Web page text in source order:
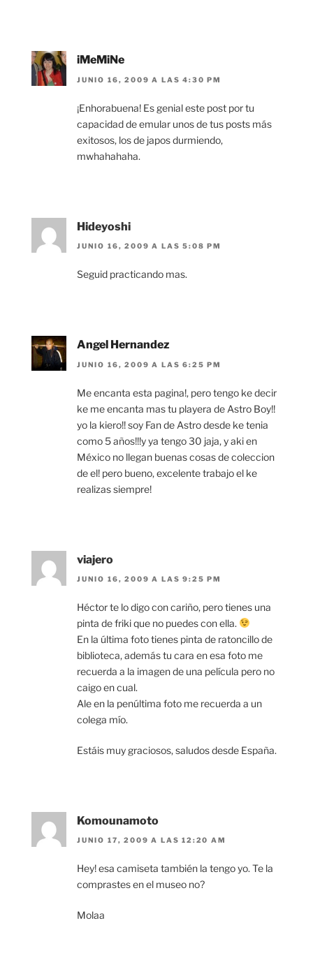
iMeMiNe
JUNIO 16, 2009 A LAS 4:30 PM
¡Enhorabuena! Es genial este post por tu
capacidad de emular unos de tus posts más
exitosos, los de japos durmiendo,
mwhahahaha.
Hideyoshi
JUNIO 16, 2009 A LAS 5:08 PM
Seguid practicando mas.
Angel Hernandez
JUNIO 16, 2009 A LAS 6:25 PM
Me encanta esta pagina!, pero tengo ke decir
ke me encanta mas tu playera de Astro Boy!!
yo la kiero!! soy Fan de Astro desde ke tenia
como 5 años!!!y ya tengo 30 jaja, y aki en
México no llegan buenas cosas de coleccion
de el! pero bueno, excelente trabajo el ke
realizas siempre!
viajero
JUNIO 16, 2009 A LAS 9:25 PM
Héctor te lo digo con cariño, pero tienes una
pinta de friki que no puedes con ella.
En la última foto tienes pinta de ratoncillo de
biblioteca, además tu cara en esa foto me
recuerda a la imagen de una película pero no
caigo en cual.
Ale en la penúltima foto me recuerda a un
colega mío.
Estáis muy graciosos, saludos desde España.
Komounamoto
JUNIO 17, 2009 A LAS 12:20 AM
Hey! esa camiseta también la tengo yo. Te la
comprastes en el museo no?
Molaa